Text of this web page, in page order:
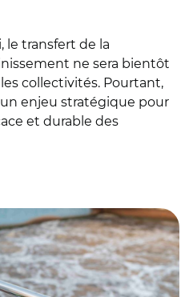
le transfert de la
ne sera bientôt
collectivités. Pourtant,
enjeu stratégique pour
et durable des